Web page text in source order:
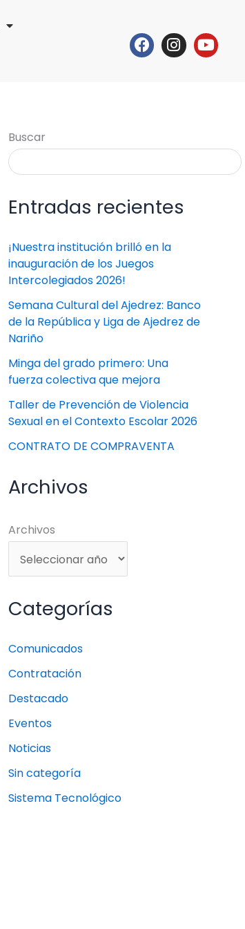
Facebook
Buscar
Entradas recientes
¡Nuestra institución brilló en la
inauguración de los Juegos
Intercolegiados 2026!
Semana Cultural del Ajedrez: Banco
de la República y Liga de Ajedrez de
Nariño
Minga del grado primero: Una
fuerza colectiva que mejora
Taller de Prevención de Violencia
Sexual en el Contexto Escolar 2026
CONTRATO DE COMPRAVENTA
Archivos
Archivos
Categorías
Comunicados
Contratación
Destacado
Eventos
Noticias
Sin categoría
Sistema Tecnológico